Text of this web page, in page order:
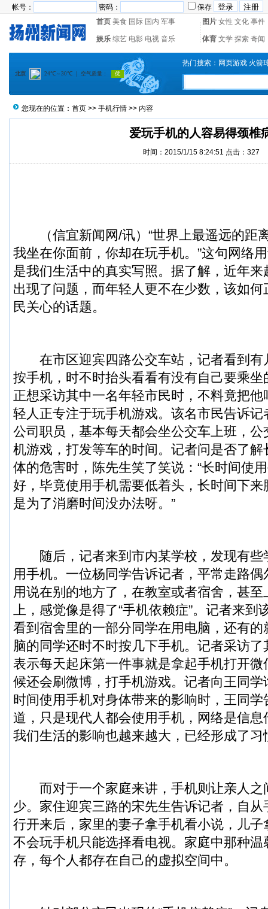
帐号： 密码：
保存
首页 美食 国际 国内 军事 图片 女性 文化 事件
娱乐 综艺 电影 电视 音乐 体育 文学 探索 奇闻
热门搜索： 网页游戏 火箭
您现在的位置： 首页 >> 手机行情 >> 内容
爱玩手机的人容易得颈椎
时间：2015/1/15 8:24:51 点击： 327
（信宜新闻 网/讯）“世界上最遥远的距
我坐在你面前，你却在玩手机。”这句网络
是我们生活中的真实写照。据了解，近年
出现了问题，而年轻人更不在少数，该如
民关心的话题。
在市区迎宾四路公交车站，记者看到有
按手机，时不时抬头看看有没有自己要乘
正想采访其中一名年轻市民时，不料竟把
轻人正专注于玩手机游戏。该名市民告诉
公司职员，基本每天都会坐公交车上班，
机游戏，打发等车的时间。记者问是否了
体的危害时，陈先生笑了笑说：“长时间使
好，毕竟使用手机需要低着头，长时间下
是为了消磨时间没办法呀。”
随后，记者来到市内某学校，发现有些
用手机。一位杨同学告诉记者，平常走路
用说在别的地方了，在教室或者宿舍，甚
上，感觉像是得了“手机依赖症”。记者来到
看到宿舍里的一部分同学在用电脑，还有
脑的同学还时不时按几下手机。记者采访
表示每天起床第一件事就是拿起手机打开
候还会刷微博，打手机游戏。记者向王同
时间使用手机对身体带来的影响时，王同学
道，只是现代人都会使用手机，网络是信
我们生活的影响也越来越大，已经形成了习
而对于一个家庭来讲，手机则让亲人之
少。家住迎宾三路的宋先生告诉记者，自
行开来后，家里的妻子拿手机看小说，儿
不会玩手机只能选择看电视。家庭中那种
存，每个人都存在自己的虚拟空间中。